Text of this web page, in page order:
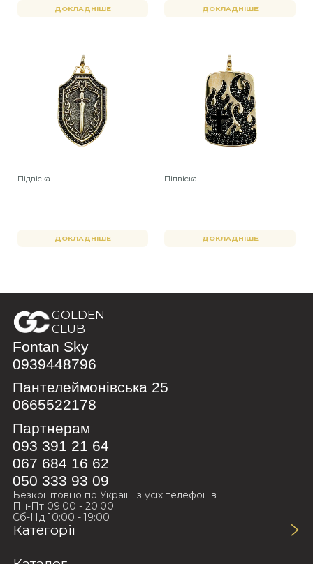
ДОКЛАДНІШЕ ДОКЛАДНІШЕ
Підвіска
ДОКЛАДНІШЕ
Підвіска
ДОКЛАДНІШЕ
GOLDEN
CLUB
Fontan Sky
0939448796
Пантелеймонівська 25
0665522178
Партнерам
093 391 21 64
067 684 16 62
050 333 93 09
Безкоштовно по Україні з усіх телефонів
Пн-Пт 09:00 - 20:00
Сб-Нд 10:00 - 19:00
Категорії